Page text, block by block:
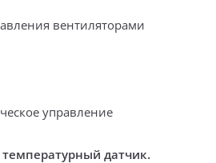
вентиляторами
управление
температурный датчик.